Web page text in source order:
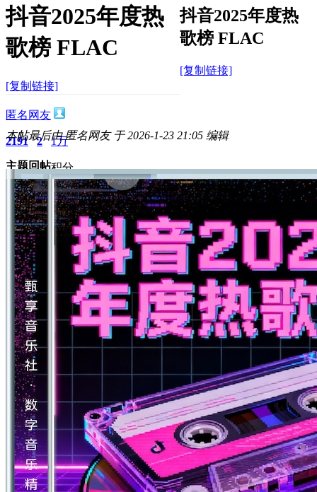
抖音2025年度热
歌榜 FLAC
[复制链接]
抖音2025年度热
歌榜 FLAC
[复制链接]
匿名网友
2191
主题
2
回帖
1万
积分
积分
11873
2026-1-23 20:59:22 / 显示全部楼层 /阅读模式
24390
本帖最后由 匿名网友 于 2026-1-23 21:05 编辑